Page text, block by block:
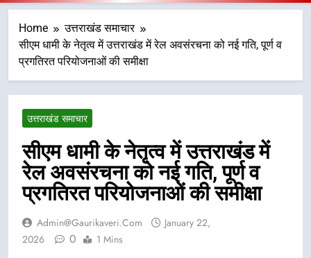
Home
उत्तराखंड समाचार
सीएम धामी के नेतृत्व में उत्तराखंड में रेल अवसंरचना को नई गति, पूर्ण व
प्रगतिरत परियोजनाओं की समीक्षा
उत्तराखंड समाचार
सीएम धामी के नेतृत्व में उत्तराखंड में
रेल अवसंरचना को नई गति, पूर्ण व
प्रगतिरत परियोजनाओं की समीक्षा
Admin@gaurikaveri.com
January 22,
2026
0 1 Mins